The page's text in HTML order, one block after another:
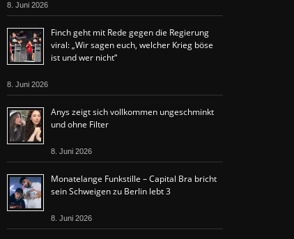
8. Juni 2026
Finch geht mit Rede gegen die Regierung
viral: „Wir sagen euch, welcher Krieg böse
ist und wer nicht“
8. Juni 2026
Anys zeigt sich vollkommen ungeschminkt
und ohne Filter
8. Juni 2026
Monatelange Funkstille – Capital Bra bricht
sein Schweigen zu Berlin lebt 3
8. Juni 2026